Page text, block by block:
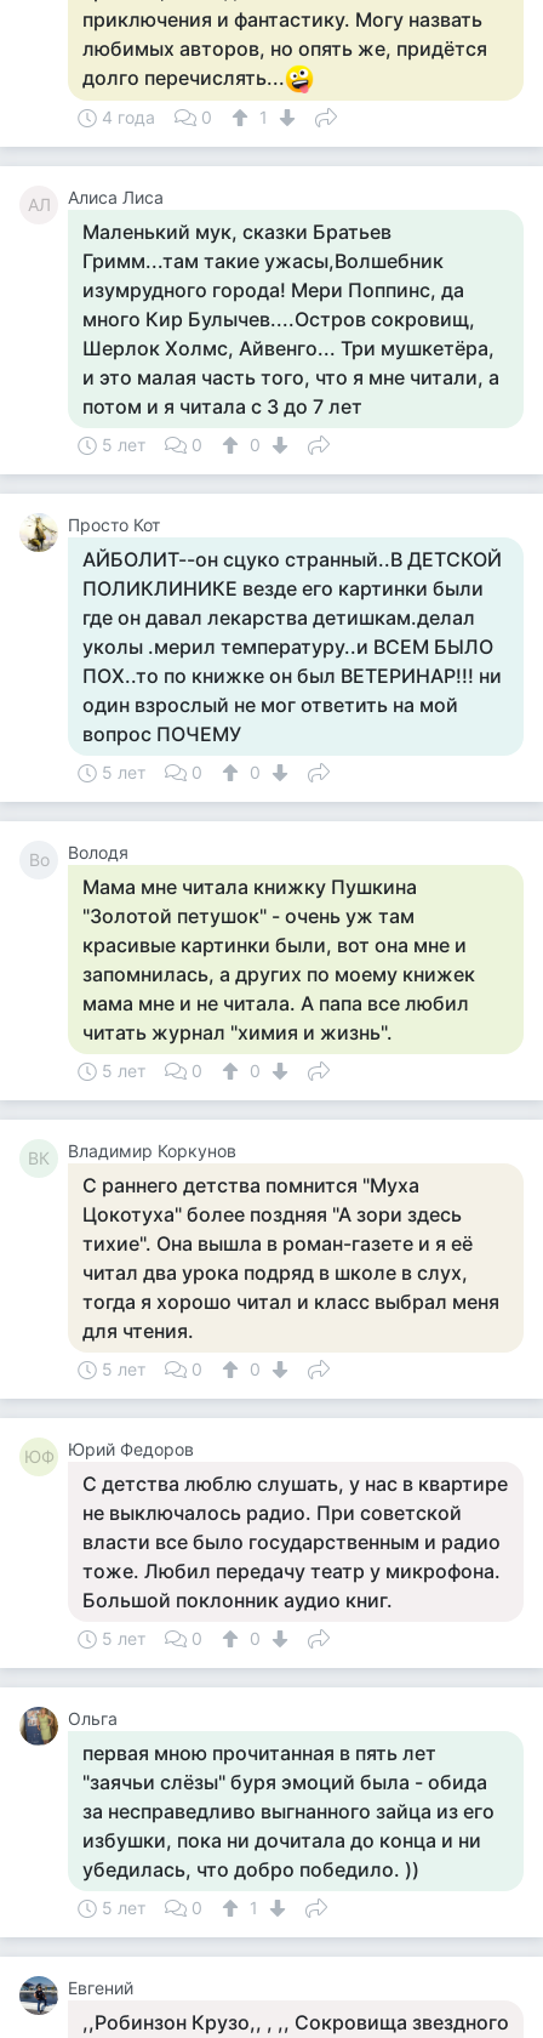
приключения и фантастику. Могу назвать
любимых авторов, но опять же, придётся
долго перечислять...
4 года 0 1
АЛ Алиса Лиса
Маленький мук, сказки Братьев
Гримм...там такие ужасы,Волшебник
изумрудного города! Мери Поппинс, да
много Кир Булычев....Остров сокровищ,
Шерлок Холмс, Айвенго... Три мушкетёра,
и это малая часть того, что я мне читали, а
потом и я читала с 3 до 7 лет
5 лет 0 0
Просто Кот
АЙБОЛИТ--он сцуко странный..В ДЕТСКОЙ
ПОЛИКЛИНИКЕ везде его картинки были
где он давал лекарства детишкам.делал
уколы .мерил температуру..и ВСЕМ БЫЛО
ПОХ..то по книжке он был ВЕТЕРИНАР!!! ни
один взрослый не мог ответить на мой
вопрос ПОЧЕМУ
5 лет 0 0
Во Володя
Мама мне читала книжку Пушкина
"Золотой петушок" - очень уж там
красивые картинки были, вот она мне и
запомнилась, а других по моему книжек
мама мне и не читала. А папа все любил
читать журнал "химия и жизнь".
5 лет 0 0
ВК Владимир Коркунов
С раннего детства помнится "Муха
Цокотуха" более поздняя "А зори здесь
тихие". Она вышла в роман-газете и я её
читал два урока подряд в школе в слух,
тогда я хорошо читал и класс выбрал меня
для чтения.
5 лет 0 0
ЮФ Юрий Федоров
С детства люблю слушать, у нас в квартире
не выключалось радио. При советской
власти все было государственным и радио
тоже. Любил передачу театр у микрофона.
Большой поклонник аудио книг.
5 лет 0 0
Ольга
первая мною прочитанная в пять лет
"заячьи слёзы" буря эмоций была - обида
за несправедливо выгнанного зайца из его
избушки, пока ни дочитала до конца и ни
убедилась, что добро победило. ))
5 лет 0 1
Евгений
,,Робинзон Крузо,, , ,, Сокровища звездного